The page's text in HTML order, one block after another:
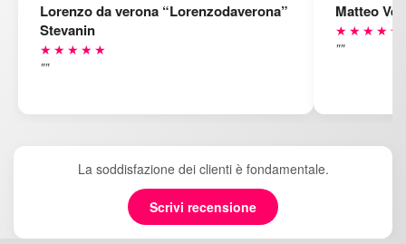
Lorenzo da verona “Lorenzodaverona”
Stevanin
★★★★★
""
Matteo
★★★★★
""
La soddisfazione dei clienti è fondamentale.
Scrivi recensione